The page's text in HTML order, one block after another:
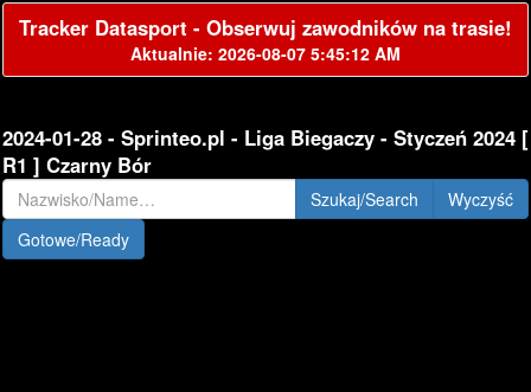
Tracker Datasport - Obserwuj zawodników na trasie!
Aktualnie: 2026-08-07 5:45:12 AM
2024-01-28 - Sprinteo.pl - Liga Biegaczy - Styczeń 2024 [
R1 ] Czarny Bór
Szukaj/Search
Gotowe/Ready